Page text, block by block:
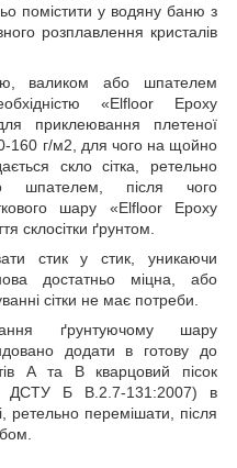
помістити у водяну баню з
розплавлення кристалів
валиком або шпателем
«Elfloor Epoxy
приклеювання плетеної
160 г/м2 , для чого на щойно
скло сітка, ретельно
шпателем, після чого
шару «Elfloor Epoxy
склосітки ґрунтом.
стик у стик, уникаючи
достатньо міцна, або
сітки не має потреби.
ґрунтуючому шару
додати в готову до
А та В кварцовий пісок
ДСТУ Б В.2.7-131:2007) в
ретельно перемішати, після